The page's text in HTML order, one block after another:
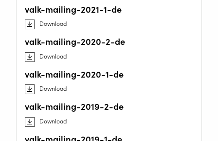
valk-mailing-2021-1-de
Download
valk-mailing-2020-2-de
Download
valk-mailing-2020-1-de
Download
valk-mailing-2019-2-de
Download